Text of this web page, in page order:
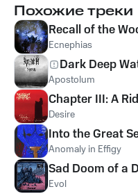
Похожие треки
Recall of the
Ecnephias
Dark Deep
Apostolum
Chapter III: A
Desire
Into the Great
Anomaly in Effigy
Sad Doom of a
Evol